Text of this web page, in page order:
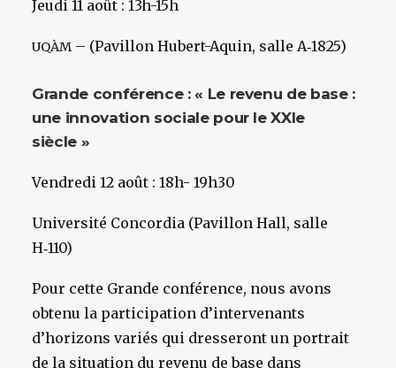
Jeudi 11 août : 13h-15h
UQÀM– (Pavillon Hubert-Aquin, salle A‑1825)
Grande conférence : « Le revenu de base :
une innovation sociale pour le XXIe
siècle »
Vendredi 12 août : 18h- 19h30
Université Concordia (Pavillon Hall, salle
H‑110)
Pour cette Grande conférence, nous avons
obtenu la participation d’intervenants
d’horizons variés qui dresseront un portrait
de la situation du revenu de base dans